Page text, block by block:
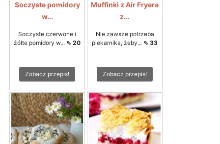
Soczyste pomidory
w...
Soczyste czerwone i
żółte pomidory w... ⇖ 20
Zobacz przepis!
Muffinki z Air Fryera
z...
Nie zawsze potrzeba
piekarnika, żeby... ⇖ 33
Zobacz przepis!